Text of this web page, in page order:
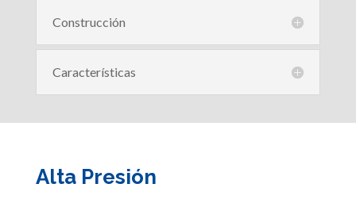
Construcción
Características
Alta Presión